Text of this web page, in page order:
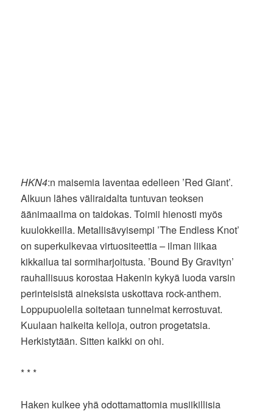
HKN4:n maisemia laventaa edelleen ’Red Giant’.
Alkuun lähes väliraidalta tuntuvan teoksen
äänimaailma on taidokas. Toimii hienosti myös
kuulokkeilla. Metallisävyisempi ’The Endless Knot’
on superkulkevaa virtuositeettia – ilman liikaa
kikkailua tai sormiharjoitusta. ’Bound By Gravityn’
rauhallisuus korostaa Hakenin kykyä luoda varsin
perinteisistä aineksista uskottava rock-anthem.
Loppupuolella soitetaan tunnelmat kerrostuvat.
Kuulaan haikeita kelloja, outron progetatsia.
Herkistytään. Sitten kaikki on ohi.
* * *
Haken kulkee yhä odottamattomia musiikillisia